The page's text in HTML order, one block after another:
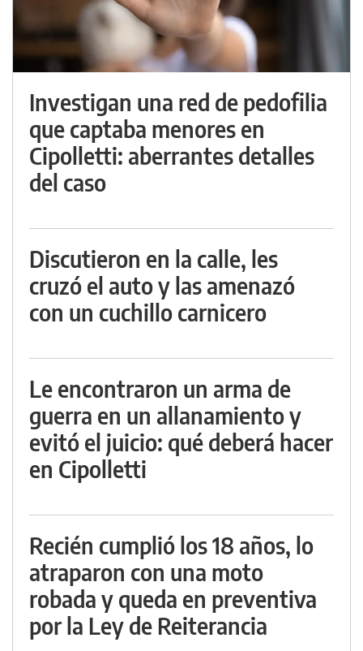
Investigan una red de pedofilia
que captaba menores en
Cipolletti: aberrantes detalles
del caso
Discutieron en la calle, les
cruzó el auto y las amenazó
con un cuchillo carnicero
Le encontraron un arma de
guerra en un allanamiento y
evitó el juicio: qué deberá hacer
en Cipolletti
Recién cumplió los 18 años, lo
atraparon con una moto
robada y queda en preventiva
por la Ley de Reiterancia